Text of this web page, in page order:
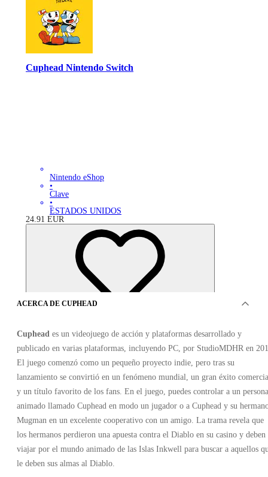
Cuphead Nintendo Switch
Nintendo eShop
•
Clave
•
ESTADOS UNIDOS
24.91 EUR
OFERTAS DE 1 VENDEDOR
ACERCA DE CUPHEAD
Cuphead es un videojuego de acción y plataformas desarrollado y
publicado en varias plataformas, incluyendo PC, por StudioMDHR en
El juego comenzó como un pequeño proyecto indie, pero tras su
lanzamiento se convirtió en un fenómeno mundial, un gran éxito
y un título favorito de los fans. En el juego, puedes controlar a un
animado llamado Cuphead en modo un jugador o a Cuphead y su
Mugman en un excelente cooperativo con un amigo. La trama revela que
los hermanos perdieron una apuesta contra el Diablo en su casino y deben
viajar por el mundo animado de las Islas Inkwell para buscar a aquellos
le deben sus almas al Diablo.